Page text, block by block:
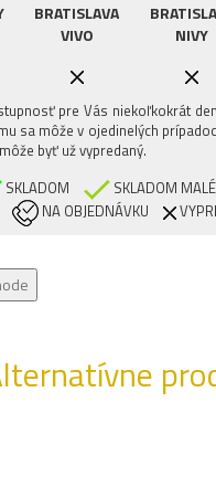
BRATISLAVA
VIVO
NIVY
pre Vás niekoľkokrát
sa môže v ojedinelých
byť už vypredaný.
SKLADOM
SKLADOM
NA OBJEDNÁVKU